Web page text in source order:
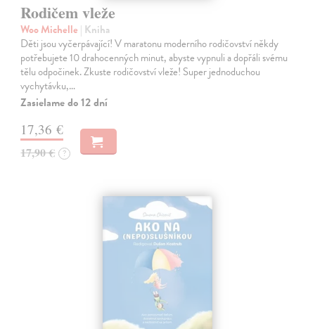
Rodičem vleže
Woo Michelle | Kniha
Děti jsou vyčerpávající! V maratonu moderního rodičovství někdy
potřebujete 10 drahocenných minut, abyste vypnuli a dopřáli svému
tělu odpočinek. Zkuste rodičovství vleže! Super jednoduchou
vychytávku,…
Zasielame do 12 dní
17,36 €
17,90 € ?